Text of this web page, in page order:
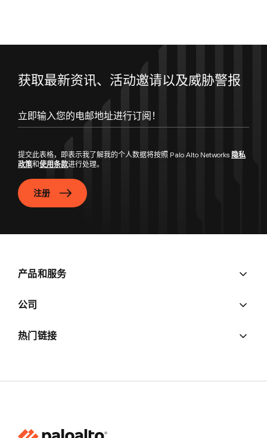
获取最新资讯、活动邀请以及威胁警报
提交此表格，即表示我了解我的个人数据将按照 Palo Alto Networks 隐私
政策和使用条款进行处理。
注册
产品和服务
公司
热门链接